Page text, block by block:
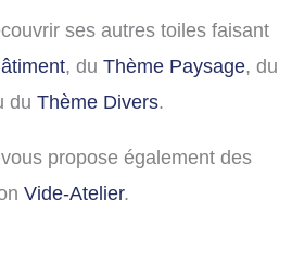
ses autres toiles faisant
, du Thème Paysage, du
du Thème Divers.
propose également des
Vide-Atelier.